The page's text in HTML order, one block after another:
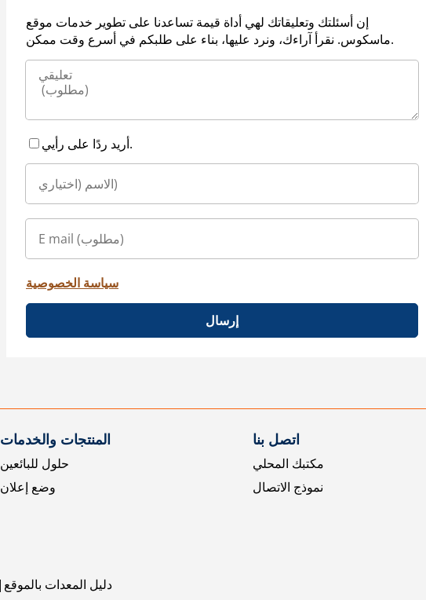
إن أسئلتك وتعليقاتك لهي أداة قيمة تساعدنا على تطوير خدمات موقع
ماسكوس. نقرأ آراءك، ونرد عليها، بناء على طلبكم في أسرع وقت ممكن.
أريد ردًا على رأيي.
سياسة الخصوصية
إرسال
المنتجات والخدمات
حلول للبائعين
وضع إعلان
اتصل بنا
مكتبك المحلي
نموذج الاتصال
دليل المعدات بالموقع